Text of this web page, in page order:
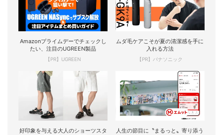
Amazonプライムデーでチェックし
たい、注目のUGREEN製品
【PR】UGREEN
ムダ毛ケアこそが夏の清潔感を手に
入れる方法
【PR】パナソニック
好印象を与える大人のショーツスタ
人生の節目に〝まるっと〟寄り添う